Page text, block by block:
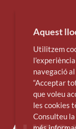
Aquest
Utilitzem
navegació
“Acceptar
que voleu
les cookies
Consulteu